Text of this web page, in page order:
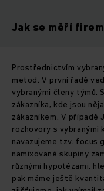
Jak se měří
Prostřednictvím
metod. V první řadě
vybranými členy týmů.
zákazníka, kde jsou
zákazníkem. V případě
rozhovory s vybranými
navazujeme tzv. focus
namixované skupiny
různými hypotézami,
pak máme ještě